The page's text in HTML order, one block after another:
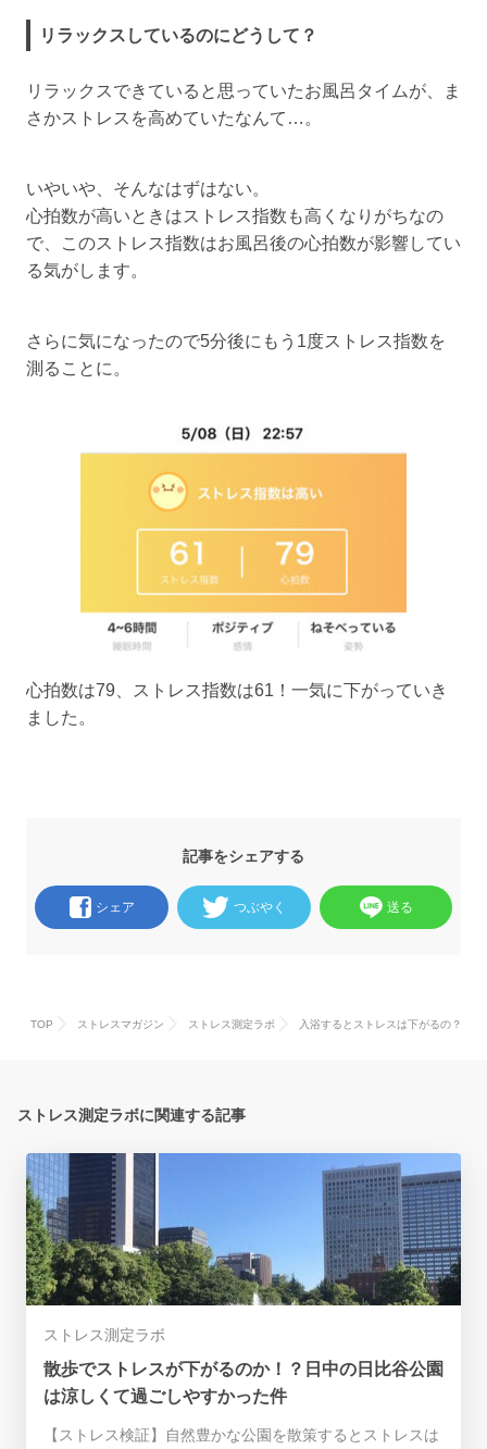
リラックスしているのにどうして？
リラックスできていると思っていたお風呂タイムが、ま
さかストレスを高めていたなんて…。
いやいや、そんなはずはない。
心拍数が高いときはストレス指数も高くなりがちなの
で、このストレス指数はお風呂後の心拍数が影響してい
る気がします。
さらに気になったので5分後にもう1度ストレス指数を
測ることに。
心拍数は79、ストレス指数は61！一気に下がっていき
ました。
記事をシェアする
シェア つぶやく 送る
TOP ストレスマガジン ストレス測定ラボ 入浴するとストレスは下がるの？
ストレス測定ラボに関連する記事
ストレス測定ラボ
散歩でストレスが下がるのか！？日中の日比谷公園
は涼しくて過ごしやすかった件
【ストレス検証】自然豊かな公園を散策するとストレスは